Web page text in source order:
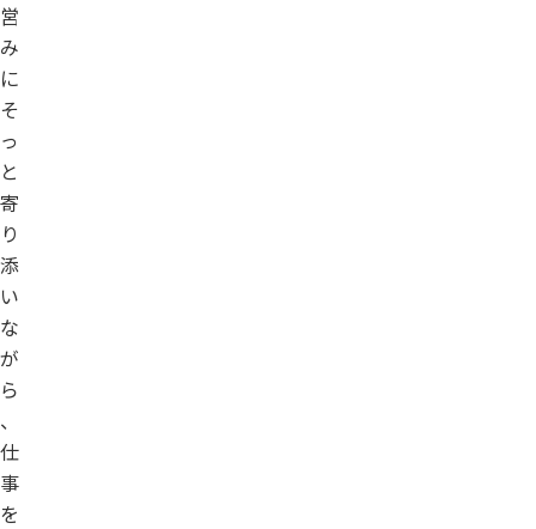
営
み
に
そ
っ
と
寄
り
添
い
な
が
ら
、
仕
事
を